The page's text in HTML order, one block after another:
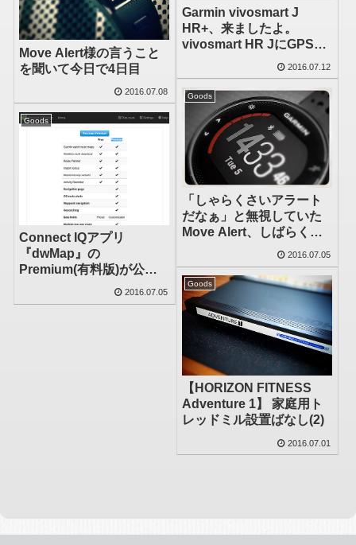
Garmin vivosmart J
HR+、来ましたよ。
vivosmart HR JにGPS機
能が搭載されたモデルで
す
2016.07.12
Move Alert様の言うこと
を聞いて今日で4日目
2016.07.08 Goods
「しゃらくさいアラート
だなぁ」と無視していた
Move Alert、しばらく言
うことを聞いてみること
にした
2016.07.05
Goods
Connect IQアプリ
『dwMap』の
Premium(有料版)が公開
2016.07.05
Goods
【HORIZON FITNESS
Adventure 1】 家庭用ト
レッドミル設置ばなし(2)
2016.07.01